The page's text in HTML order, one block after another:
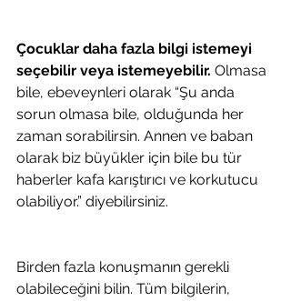
Çocuklar daha fazla bilgi istemeyi
seçebilir veya istemeyebilir. Olmasa
bile, ebeveynleri olarak “Şu anda
sorun olmasa bile, olduğunda her
zaman sorabilirsin. Annen ve baban
olarak biz büyükler için bile bu tür
haberler kafa karıştırıcı ve korkutucu
olabiliyor.” diyebilirsiniz.
Birden fazla konuşmanın gerekli
olabileceğini bilin. Tüm bilgilerin,